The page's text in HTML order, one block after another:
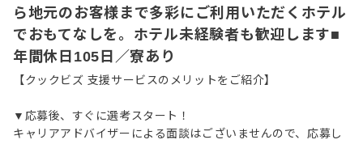
ら地元のお客様まで多彩にご利用いただくホテル
でおもてなしを。ホテル未経験者も歓迎します■
年間休日105日／寮あり
【クックビズ 支援サービスのメリットをご紹介】
▼応募後、すぐに選考スタート！
キャリアアドバイザーによる面談はございませんので、応募し